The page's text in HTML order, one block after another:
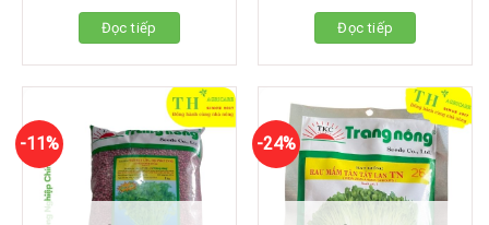
Đọc tiếp Đọc tiếp
-11% -24%